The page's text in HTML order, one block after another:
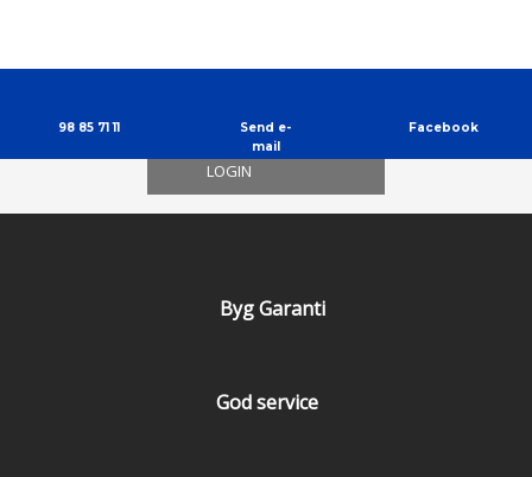
98 85 71 11
Send e-
mail
Facebook
LOGIN
Byg Garanti
God service